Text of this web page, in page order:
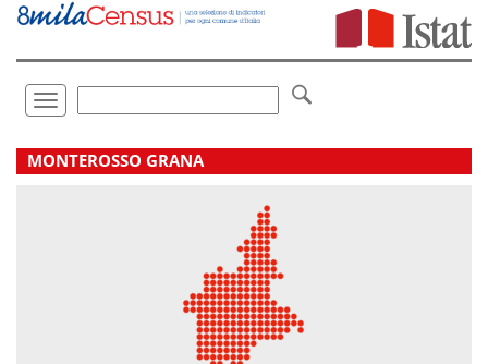
Vai
direttamente
Toggle
navigation
.
MONTEROSSO GRANA